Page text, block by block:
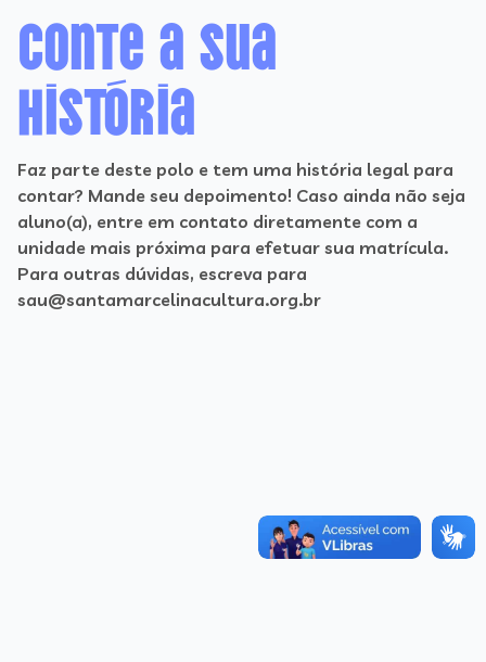
Conte a sua
história
Faz parte deste polo e tem uma história legal para
contar? Mande seu depoimento! Caso ainda não seja
aluno(a), entre em contato diretamente com a
unidade mais próxima para efetuar sua matrícula.
Para outras dúvidas, escreva para
sau@santamarcelinacultura.org.br